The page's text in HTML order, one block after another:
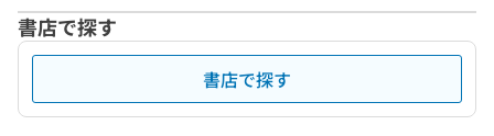
書店で探す
書店で探す